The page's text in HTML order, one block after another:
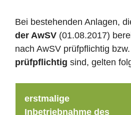
Bei bestehenden Anlagen,
der AwSV (01.08.2017)
nach AwSV prüfpflichtig bzw.
prüfpflichtig sind, gelten
erstmalige
Inbetriebnahme des